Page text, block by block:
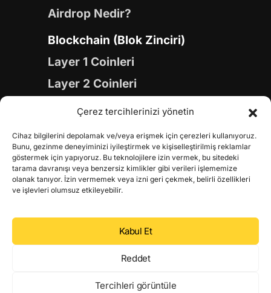
Çerez tercihlerinizi yönetin
Cihaz bilgilerini depolamak ve/veya erişmek için çerezleri kullanıyoruz.
Bunu, gezinme deneyiminizi iyileştirmek ve kişiselleştirilmiş reklamlar
göstermek için yapıyoruz. Bu teknolojilere izin vermek, bu sitedeki
tarama davranışı veya benzersiz kimlikler gibi verileri işlememize
olanak tanıyor. İzin vermemek veya izni geri çekmek, belirli özellikleri
ve işlevleri olumsuz etkileyebilir.
Kabul Et
Reddet
Tercihleri görüntüle
Airdrop Nedir?
Blockchain (Blok Zinciri)
Layer 1 Coinleri
Layer 2 Coinleri
Yapay Zeka (AI) Coinleri
Gaming Coinleri
RWA Coinleri
DeFi Coinleri
DePIN Coinleri
Metaverse Coinleri
Web 3.0 Coinleri
Coin Türevleri